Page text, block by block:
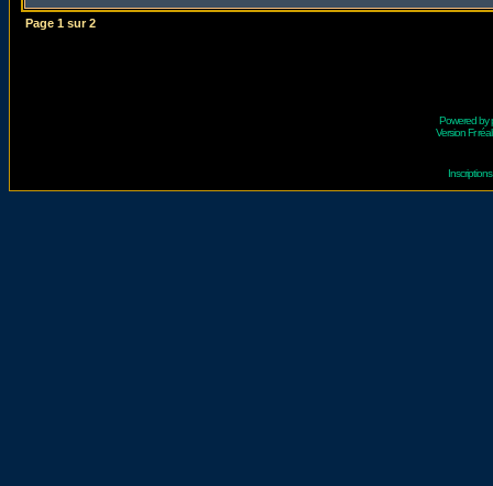
Page 1 sur2
Powered by
Version Fr